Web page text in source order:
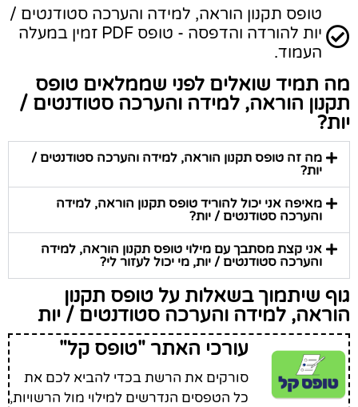
טופס תקנון הוראה, למידה והערכה סטודנטים /
יות להורדה והדפסה - טופס PDF זמין במעלה
העמוד.
מה תמיד שואלים לפני שממלאים טופס
תקנון הוראה, למידה והערכה סטודנטים /
יות?
מה זה טופס תקנון הוראה, למידה והערכה סטודנטים /
יות?
מאיפה אני יכול להוריד טופס תקנון הוראה, למידה
והערכה סטודנטים / יות?
אני קצת מסתבך עם מילוי טופס תקנון הוראה, למידה
והערכה סטודנטים / יות, מי יכול לעזור לי?
גוף שיתמוך בשאלות על טופס תקנון
הוראה, למידה והערכה סטודנטים / יות
עורכי האתר "טופס קל"
סורקים את הרשת בכדי להביא לכם את
כל הטפסים הנדרשים למילוי מול הרשויות,